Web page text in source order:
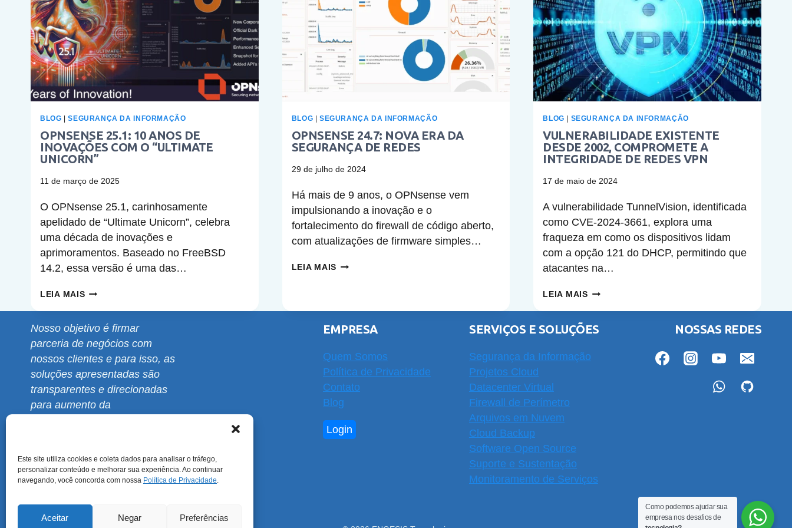
Este site utiliza cookies e coleta dados para analisar o tráfego,
personalizar conteúdo e melhorar sua experiência. Ao continuar
navegando, você concorda com nossa Política de Privacidade.
Aceitar Negar Preferências
BLOG |SEGURANÇA DA INFORMAÇÃO
OPNSENSE 25.1: 10 ANOS DE
INOVAÇÕES COM O “ULTIMATE
UNICORN”
11 de março de 2025
O OPNsense 25.1, carinhosamente
apelidado de “Ultimate Unicorn”, celebra
uma década de inovações e
aprimoramentos. Baseado no FreeBSD
14.2, essa versão é uma das…
LEIA MAISOPNSENSE
10
ANOS
DE
INOVAÇÕES
COM
O
“ULTIMATE
BLOG | SEGURANÇA DA INFORMAÇÃO
OPNSENSE 24.7: NOVA ERA DA
SEGURANÇA DE REDES
29 de julho de 2024
Há mais de 9 anos, o OPNsense vem
impulsionando a inovação e o
fortalecimento do firewall de código aberto,
com atualizações de firmware simples…
LEIA MAIS OPNSENSE
ERA
DA
DE
REDES
BLOG | SEGURANÇA DA INFORMAÇÃO
VULNERABILIDADE EXISTENTE
DESDE 2002, COMPROMETE A
INTEGRIDADE DE REDES VPN
17 de maio de 2024
A vulnerabilidade TunnelVision, identificada
como CVE-2024-3661, explora uma
fraqueza em como os dispositivos lidam
com a opção 121 do DHCP, permitindo que
atacantes na…
LEIA MAISVULNERABILIDADE
DESDE
COMPROMETE
Nosso objetivo é firmar
parceria de negócios com
nossos clientes e para isso, as
soluções apresentadas são
transparentes e direcionadas
para aumento da
EMPRESA
Quem Somos
Política de Privacidade
Contato
Blog
Login
SERVIÇOS E SOLUÇÕES
Segurança da Informação
Projetos Cloud
Datacenter Virtual
Firewall de Perímetro
Arquivos em Nuvem
Cloud Backup
Software Open Source
Suporte e Sustentação
Monitoramento de Serviços
NOSSAS REDES
Como podemos ajudar sua
empresa nos desafios de